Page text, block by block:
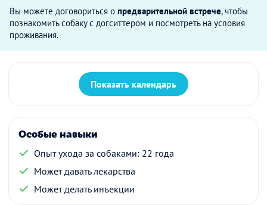
Вы можете договориться о предварительной встрече, чтобы
познакомить собаку с догситтером и посмотреть на условия
проживания.
Показать календарь
Особые навыки
Опыт ухода за собаками: 22 года
Может давать лекарства
Может делать инъекции